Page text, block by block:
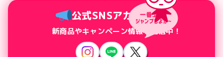
公式SNSアカウント
新商品やキャンペーン情報を配信中！